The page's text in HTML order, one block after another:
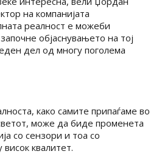
на компанијата
реалност е можеби
објаснувањето на тој
дел од многу поголема
како самите припаѓаме во
може да биде променета
со сензори и тоа со
висок квалитет.